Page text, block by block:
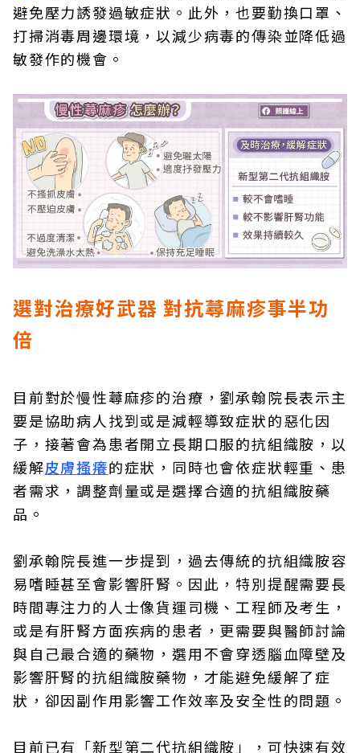
避免壓力誘發過敏症狀。此外，也要勤換口罩、
打掃消毒周邊環境，以減少病毒的傳染並降低過
敏發作的機會。
選對治療好武器 對抗蕁麻疹事半功
倍
目前對於慢性蕁麻疹的治療，劉承翰院長表示主
要是協助病人找到或是減輕導致症狀的惡化因
子，接著會為患者開立長期口服的抗組織胺，以
緩解皮膚搔癢的症狀，同時也會依症狀輕重、患
者需求，調整劑量或是選擇合適的抗組織胺藥
品。
劉承翰院長進一步提到，過去傳統的抗組織胺容
易嗜睡甚至會影響肝腎。因此，特別提醒需要長
時間專注力的人士像貨運司機、工程師及考生，
或是有肝腎方面疾病的患者，更需要與醫師討論
與自己最合適的藥物，選用不會穿透腦血障壁及
影響肝腎的抗組織胺藥物，才能避免緩解了症
狀，卻因副作用影響工作效率及安全性的問題。
目前已有「新型第二代抗組織胺」，可快速有效